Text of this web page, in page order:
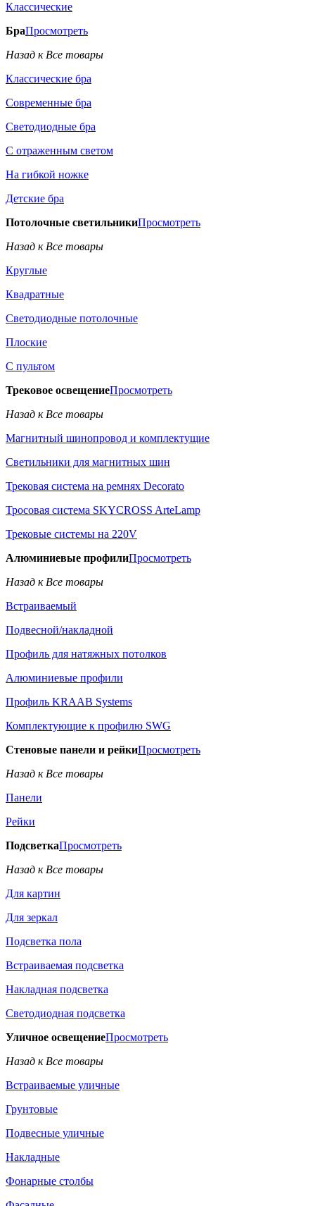
Классические
БраПросмотреть
Назад к Все товары
Классические бра
Современные бра
Светодиодные бра
С отраженным светом
На гибкой ножке
Детские бра
Потолочные светильникиПросмотреть
Назад к Все товары
Круглые
Квадратные
Светодиодные потолочные
Плоские
С пультом
Трековое освещениеПросмотреть
Назад к Все товары
Магнитный шинопровод и комплектущие
Светильники для магнитных шин
Трековая система на ремнях Decorato
Тросовая система SKYCROSS ArteLamp
Трековые системы на 220V
Алюминиевые профилиПросмотреть
Назад к Все товары
Встраиваемый
Подвесной/накладной
Профиль для натяжных потолков
Алюминиевые профили
Профиль KRAAB Systems
Комплектующие к профилю SWG
Стеновые панели и рейкиПросмотреть
Назад к Все товары
Панели
Рейки
ПодсветкаПросмотреть
Назад к Все товары
Для картин
Для зеркал
Подсветка пола
Встраиваемая подсветка
Накладная подсветка
Светодиодная подсветка
Уличное освещениеПросмотреть
Назад к Все товары
Встраиваемые уличные
Грунтовые
Подвесные уличные
Накладные
Фонарные столбы